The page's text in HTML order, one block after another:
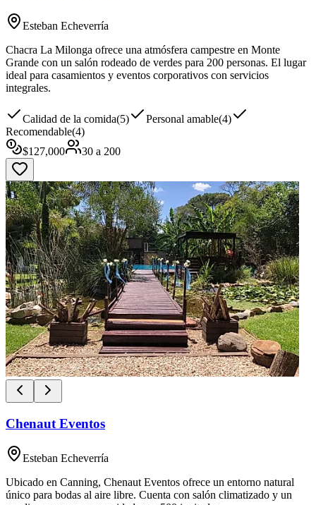
Esteban Echeverría
Chacra La Milonga ofrece una atmósfera campestre en Monte
Grande con un salón rodeado de verdes para 200 personas. El lugar
ideal para casamientos y eventos corporativos con servicios
integrales.
Calidad de la comida(5) Personal amable(4)
Recomendable(4)
$127,000 30 a 200
Chenaut Eventos
Esteban Echeverría
Ubicado en Canning, Chenaut Eventos ofrece un entorno natural
único para bodas al aire libre. Cuenta con salón climatizado y un